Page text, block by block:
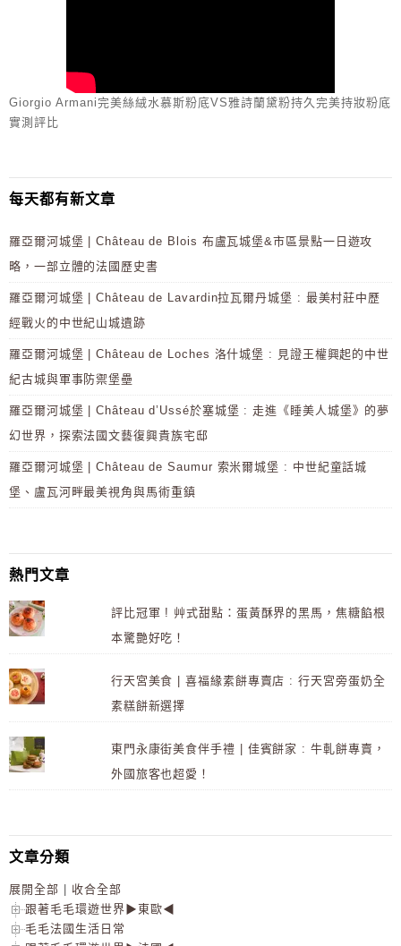
Giorgio Armani完美絲絨水慕斯粉底VS雅詩蘭黛粉持久完美持妝粉底
實測評比
每天都有新文章
羅亞爾河城堡 | Château de Blois 布盧瓦城堡&市區景點一日遊攻
略，一部立體的法國歷史書
羅亞爾河城堡 | Château de Lavardin拉瓦爾丹城堡 : 最美村莊中歷
經戰火的中世紀山城遺跡
羅亞爾河城堡 | Château de Loches 洛什城堡 : 見證王權興起的中世
紀古城與軍事防禦堡壘
羅亞爾河城堡 | Château d’Ussé於塞城堡 : 走進《睡美人城堡》的夢
幻世界，探索法國文藝復興貴族宅邸
羅亞爾河城堡 | Château de Saumur 索米爾城堡 : 中世紀童話城
堡、盧瓦河畔最美視角與馬術重鎮
熱門文章
評比冠軍 ! 艸式甜點：蛋黃酥界的黑馬，焦糖餡根
本驚艷好吃！
行天宮美食 | 喜福緣素餅專賣店 : 行天宮旁蛋奶全
素糕餅新選擇
東門永康街美食伴手禮 | 佳賓餅家 : 牛軋餅專賣，
外國旅客也超愛！
文章分類
展開全部
收合全部
跟著毛毛環遊世界▶東歐◀
毛毛法國生活日常